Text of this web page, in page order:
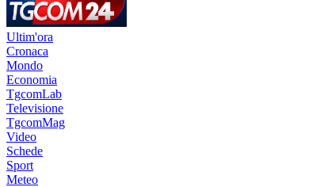
Ultim'ora
Cronaca
Mondo
Economia
TgcomLab
Televisione
TgcomMag
Video
Schede
Sport
Meteo